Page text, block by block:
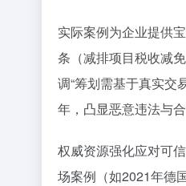
实际案例为企业提供
条（减排项目税收减
调“筹划需基于真实交
年，凸显恶意违法与
权威资源强化应对可
场案例（如2021年德